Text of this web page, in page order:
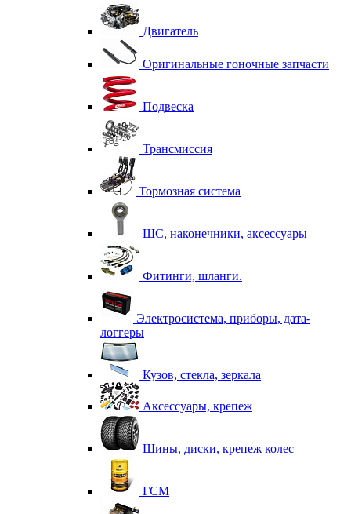
Двигатель
Оригинальные гоночные запчасти
Подвеска
Трансмиссия
Тормозная система
ШС, наконечники, аксессуары
Фитинги, шланги.
Электросистема, приборы, дата-
логгеры
Кузов, стекла, зеркала
Аксессуары, крепеж
Шины, диски, крепеж колес
ГСМ